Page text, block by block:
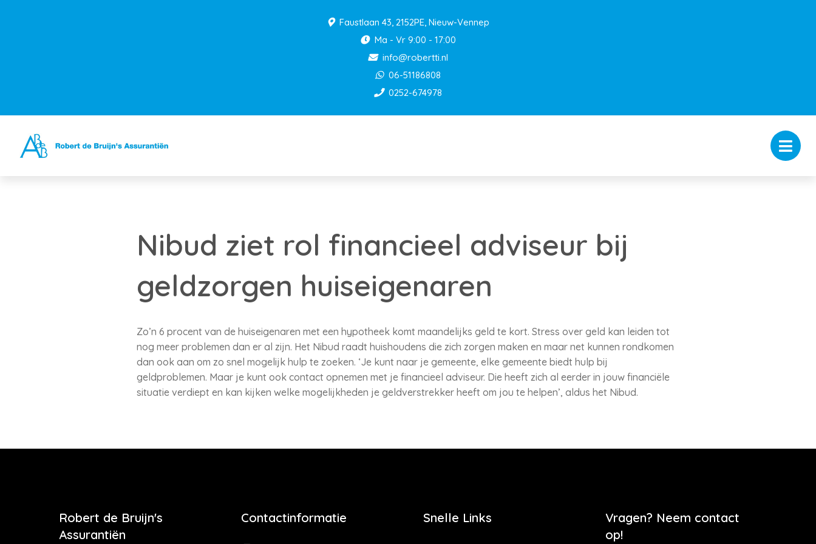
Faustlaan 43, 2152PE, Nieuw-Vennep
Ma - Vr 9:00 - 17:00
info@robertti.nl
06-51186808
0252-674978
Nibud ziet rol financieel adviseur bij
geldzorgen huiseigenaren
Zo’n 6 procent van de huiseigenaren met een hypotheek komt maandelijks geld te kort. Stress over geld kan leiden tot
nog meer problemen dan er al zijn. Het Nibud raadt huishoudens die zich zorgen maken en maar net kunnen rondkomen
dan ook aan om zo snel mogelijk hulp te zoeken. ‘Je kunt naar je gemeente, elke gemeente biedt hulp bij
geldproblemen. Maar je kunt ook contact opnemen met je financieel adviseur. Die heeft zich al eerder in jouw financiële
situatie verdiept en kan kijken welke mogelijkheden je geldverstrekker heeft om jou te helpen’, aldus het Nibud.
Robert de Bruijn's
Assurantiën
Contactinformatie Snelle Links
Vragen? Neem contact
op!